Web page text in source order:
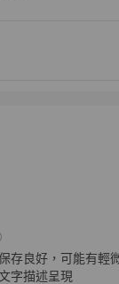
中號黑色土
存良好，可能有輕
字描述呈現